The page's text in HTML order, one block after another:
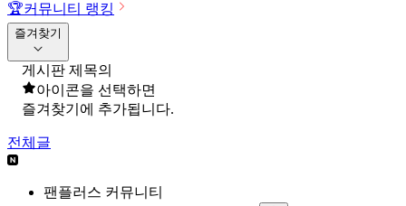
🏆커뮤니티 랭킹
즐겨찾기
게시판 제목의
아이콘을 선택하면
즐겨찾기에 추가됩니다.
전체글
팬플러스 커뮤니티